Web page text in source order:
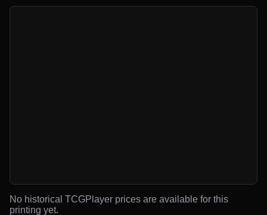
No historical TCGPlayer prices are available for this
printing yet.